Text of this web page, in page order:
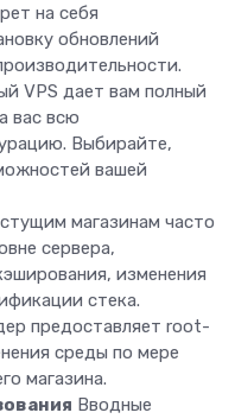
на себя
обновлений
VPS дает вам полный
вас всю
Выбирайте,
вашей
магазинам часто
сервера,
изменения
стека.
предоставляет root-
среды по мере
магазина.
Вводные